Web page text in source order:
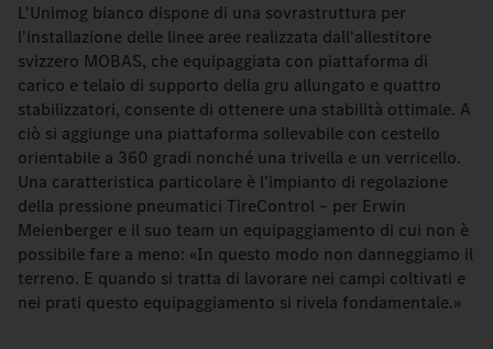
L'Unimog bianco dispone di una sovrastruttura per
l'installazione delle linee aree realizzata dall'allestitore
svizzero MOBAS, che equipaggiata con piattaforma di
carico e telaio di supporto della gru allungato e quattro
stabilizzatori, consente di ottenere una stabilità ottimale. A
ciò si aggiunge una piattaforma sollevabile con cestello
orientabile a 360 gradi nonché una trivella e un verricello.
Una caratteristica particolare è l'impianto di regolazione
della pressione pneumatici TireControl – per Erwin
Meienberger e il suo team un equipaggiamento di cui non è
possibile fare a meno: «In questo modo non danneggiamo il
terreno. E quando si tratta di lavorare nei campi coltivati e
nei prati questo equipaggiamento si rivela fondamentale.»